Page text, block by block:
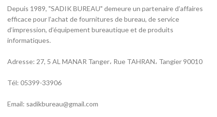
Depuis 1989, "SADIK BUREAU" demeure un partenaire d’affaires
efficace pour l’achat de fournitures de bureau, de service
d’impression, d’équipement bureautique et de produits
informatiques.
Adresse: 27, 5 AL MANAR Tanger، Rue TAHRAN، Tangier 90010
Tél: 05399-33906
Email: sadikbureau@gmail.com